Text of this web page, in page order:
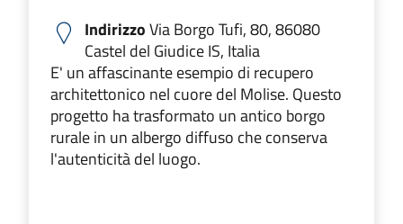
IndirizzoVia Borgo Tufi, 80, 86080
Castel del Giudice IS, Italia
E' un affascinante esempio di recupero
architettonico nel cuore del Molise. Questo
progetto ha trasformato un antico borgo
rurale in un albergo diffuso che conserva
l'autenticità del luogo.